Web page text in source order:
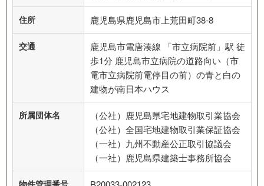
住所 鹿児島県鹿児島市上荒田町38-8
交通
鹿児島市電唐湊線 「市立病院前」駅 徒
歩1分 鹿児島市立病院の道路向い（市
電市立病院前電停目の前）の青と白の
建物が南日本ハウス
所属団体名
（公社）鹿児島県宅地建物取引業協会
（公社）全国宅地建物取引業保証協会
（一社）九州不動産公正取引協議会
（一社）鹿児島県建築士事務所協会
物件管理番号